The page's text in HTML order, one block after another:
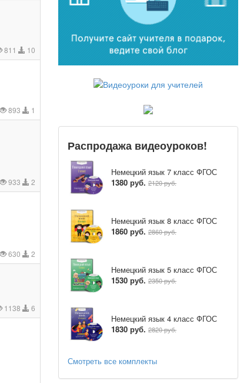
811 10
893 1
933 2
630 2
1138 6
Распродажа видеоуроков!
Немецкий язык 7 класс ФГОС
1380 руб. 2120 руб.
Немецкий язык 8 класс ФГОС
1860 руб. 2860 руб.
Немецкий язык 5 класс ФГОС
1530 руб. 2350 руб.
Немецкий язык 4 класс ФГОС
1830 руб. 2820 руб.
Смотреть все комплекты